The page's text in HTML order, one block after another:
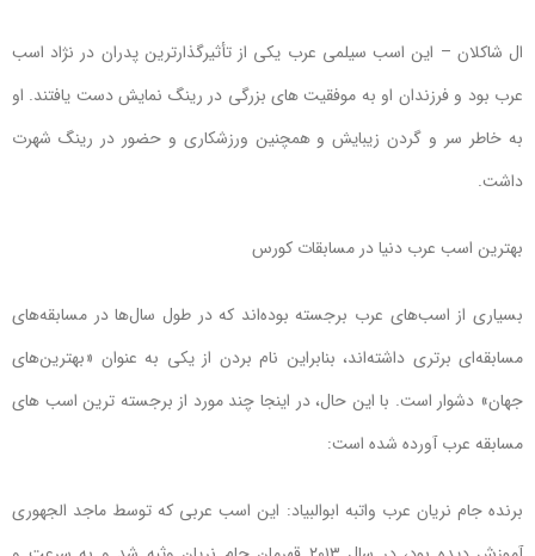
ال شاکلان – این اسب سیلمی عرب یکی از تأثیرگذارترین پدران در نژاد اسب
عرب بود و فرزندان او به موفقیت های بزرگی در رینگ نمایش دست یافتند. او
به خاطر سر و گردن زیبایش و همچنین ورزشکاری و حضور در رینگ شهرت
داشت.
بهترین اسب عرب دنیا در مسابقات کورس
بسیاری از اسب‌های عرب برجسته بوده‌اند که در طول سال‌ها در مسابقه‌های
مسابقه‌ای برتری داشته‌اند، بنابراین نام بردن از یکی به عنوان «بهترین‌های
جهان» دشوار است. با این حال، در اینجا چند مورد از برجسته ترین اسب های
مسابقه عرب آورده شده است:
برنده جام نریان عرب واتبه ابوالبیاد: این اسب عربی که توسط ماجد الجهوری